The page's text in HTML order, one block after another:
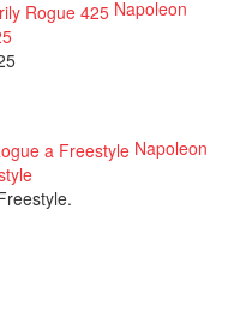
Napoleon
Napoleon